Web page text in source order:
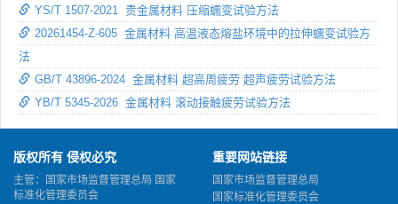
YS/T 1507-2021 贵金属材料 压缩蠕变试验方法
20261454-Z-605 金属材料 高温液态熔盐环境中的拉伸蠕变试验方
法
GB/T 43896-2024 金属材料 超高周疲劳 超声疲劳试验方法
YB/T 5345-2026 金属材料 滚动接触疲劳试验方法
版权所有 侵权必究
主管：国家市场监督管理总局 国家
标准化管理委员会
重要网站链接
国家市场监督管理总局
国家标准化管理委员会